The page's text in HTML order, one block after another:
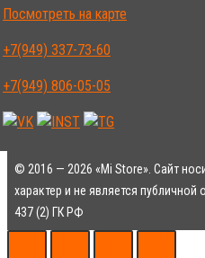
Посмотреть на карте
+7(949) 337-73-60
+7(949) 806-05-05
© 2016 — 2026 «Mi Store». Сайт
характер и не является
437 (2) ГК РФ